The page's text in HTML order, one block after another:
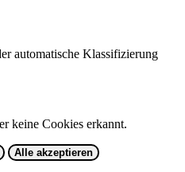
automatische Klassifizierung
keine Cookies erkannt.
Alle akzeptieren